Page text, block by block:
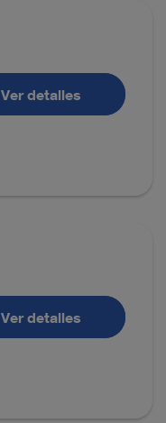
Ver detalles
Ver detalles